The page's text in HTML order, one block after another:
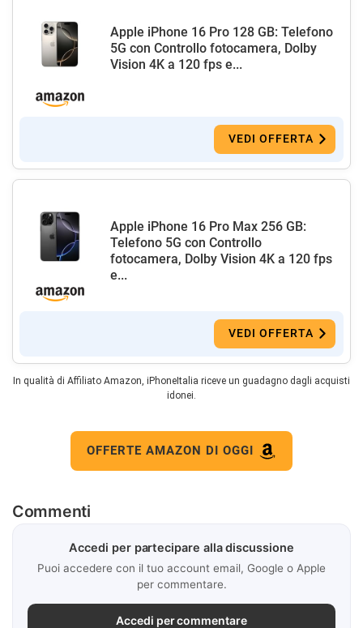
Apple iPhone 16 Pro 128 GB: Telefono
5G con Controllo fotocamera, Dolby
Vision 4K a 120 fps e...
VEDI OFFERTA
Apple iPhone 16 Pro Max 256 GB:
Telefono 5G con Controllo
fotocamera, Dolby Vision 4K a 120 fps
e...
VEDI OFFERTA
In qualità di Affiliato Amazon, iPhoneItalia riceve un guadagno dagli acquisti
idonei.
OFFERTE AMAZON DI OGGI
Commenti
Accedi per partecipare alla discussione
Puoi accedere con il tuo account email, Google o Apple
per commentare.
Accedi per commentare